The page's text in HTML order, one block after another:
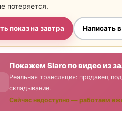
потеряется.
показ на завтра Написать
Покажем Slaro по видео из
Реальная трансляция: продавец
складывание.
Сейчас недоступно — работаем